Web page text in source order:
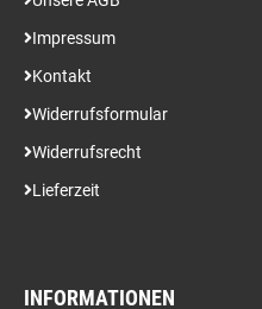
Impressum
Kontakt
Widerrufsformular
Widerrufsrecht
Lieferzeit
INFORMATIONEN